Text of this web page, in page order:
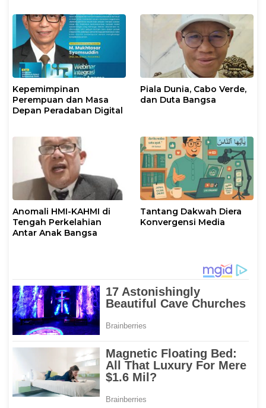
Islam
Kepemimpinan
Perempuan dan Masa
Depan Peradaban Digital
Piala Dunia, Cabo Verde,
dan Duta Bangsa
Anomali HMI-KAHMI di
Tengah Perkelahian
Antar Anak Bangsa
Tantang Dakwah Diera
Konvergensi Media